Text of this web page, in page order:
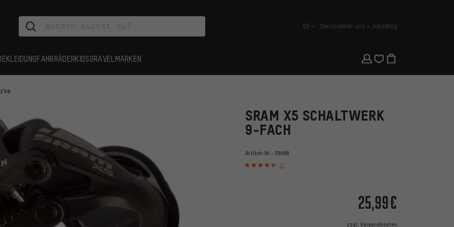
Deutsch
DE ServiceÜber uns JobsBlog
FAHRRÄDERKIDSGRAVEL MARKEN
SRAM X5 SCHALTWERK
9-FACH
Artikel-Nr.: 29488
11
25,99€
zzgl. Versandkosten